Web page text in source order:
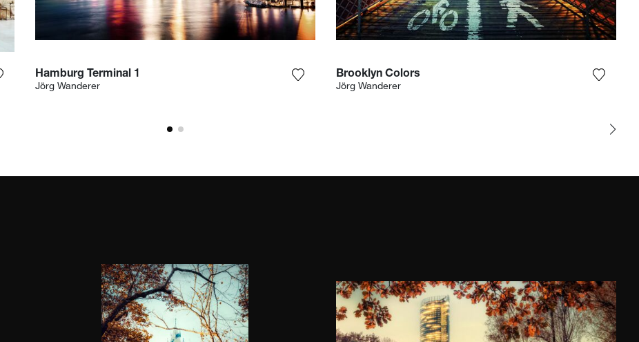
Fügen Sie das Foto meiner Wunschliste hinzu
Hamburg Terminal 1
Jörg Wanderer Fügen Sie das Foto meiner Wunschliste hinzu
Brooklyn Colors
Jörg Wanderer